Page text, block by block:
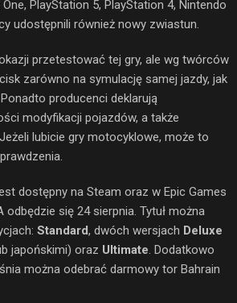
PlayStation 5, PlayStation 4, Nintendo
udostępnili również nowy zwiastun.
przetestować tej gry, ale wg twórców
zarówno na symulację samej jazdy, jak
producenci deklarują
modyfikacji pojazdów, a także
lubicie gry motocyklowe, może to
dostępny na Steam oraz w Epic Games
odbędzie się 24 sierpnia. Tytuł można
Standard, dwóch wersjach Deluxe
japońskimi) oraz Ultimate . Dodatkowo
można odebrać darmowy tor Bahrain